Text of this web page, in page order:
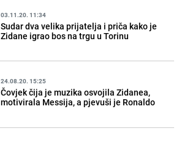
03.11.20. 11:34
Sudar dva velika prijatelja i priča kako je
Zidane igrao bos na trgu u Torinu
24.08.20. 15:25
Čovjek čija je muzika osvojila Zidanea,
motivirala Messija, a pjevuši je Ronaldo